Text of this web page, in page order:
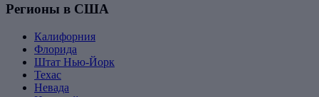
Регионы в США
Калифорния
Флорида
Штат Нью-Йорк
Техас
Невада